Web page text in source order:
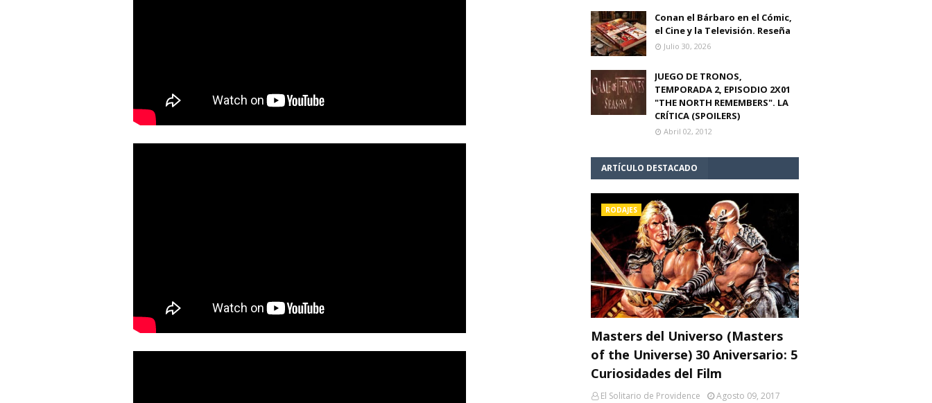
Conan el Bárbaro en el Cómic,
el Cine y la Televisión. Reseña
Julio 30, 2026
JUEGO DE TRONOS,
TEMPORADA 2, EPISODIO 2X01
"THE NORTH REMEMBERS". LA
CRÍTICA (SPOILERS)
Abril 02, 2012
ARTÍCULO DESTACADO
RODAJES
Masters del Universo (Masters
of the Universe) 30 Aniversario: 5
Curiosidades del Film
El Solitario de Providence
Agosto 09, 2017